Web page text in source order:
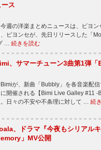
ース
週の洋楽まとめニュースは、ビヨ
、ビヨンセが、先日リリースした「
… 続きを読む
、サマーチューン3曲第1弾
が、新曲「Bubbly」を各音楽配
に開催される【Bimi Live Galley #11
日々の不安や不条理に対して … 続
、ドラマ『今夜もシリアル
」MV公開